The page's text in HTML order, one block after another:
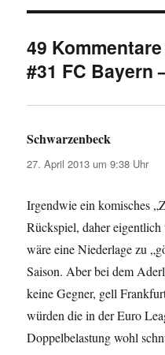
49
#31 FC Bayern
Schwarzenbeck
27. April 2013 um 9:38 Uhr
Irgendwie ein komisches
Rückspiel, daher
wäre eine Niederlage zu
Saison. Aber bei dem
keine Gegner, gell
würden die in der Euro
Doppelbelastung wohl